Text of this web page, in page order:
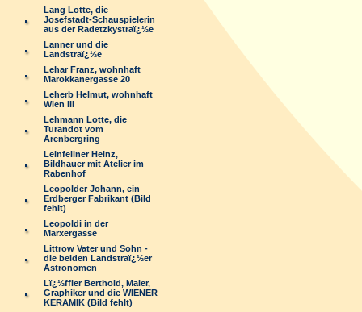
Lang Lotte, die
Josefstadt-Schauspielerin
aus der Radetzkystraï¿½e
Lanner und die
Landstraï¿½e
Lehar Franz, wohnhaft
Marokkanergasse 20
Leherb Helmut, wohnhaft
Wien III
Lehmann Lotte, die
Turandot vom
Arenbergring
Leinfellner Heinz,
Bildhauer mit Atelier im
Rabenhof
Leopolder Johann, ein
Erdberger Fabrikant (Bild
fehlt)
Leopoldi in der
Marxergasse
Littrow Vater und Sohn -
die beiden Landstraï¿½er
Astronomen
Lï¿½ffler Berthold, Maler,
Graphiker und die WIENER
KERAMIK (Bild fehlt)